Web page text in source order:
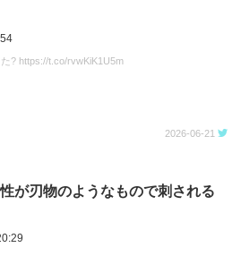
? https://t.co/rvwKiK1U5m
2026-06-21
が刃物のようなもので刺される